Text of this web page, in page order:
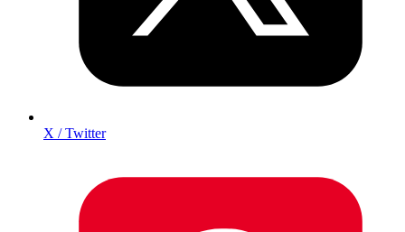
X / Twitter